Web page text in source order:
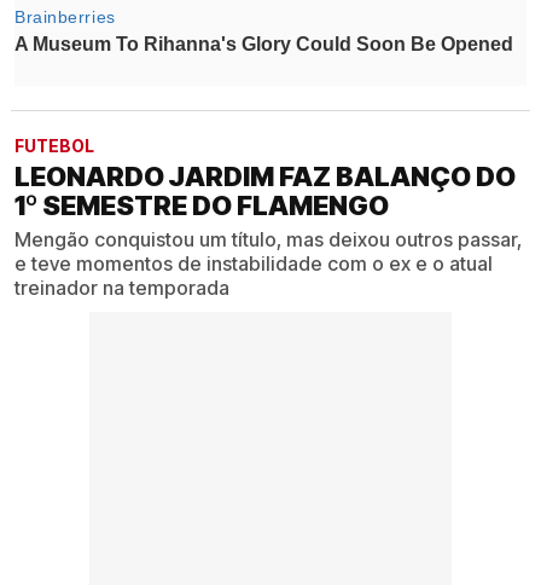
FUTEBOL
LEONARDO JARDIM FAZ BALANÇO DO
1º SEMESTRE DO FLAMENGO
Mengão conquistou um título, mas deixou outros passar,
e teve momentos de instabilidade com o ex e o atual
treinador na temporada